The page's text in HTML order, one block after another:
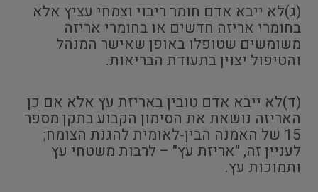
(ג)לא ייבא אדם חומר ריבוי וצמחי עציץ אלא
בחומרי אריזה חדשים או בחומרי אריזה
משומשים שטופלו באופן שאישר המנהל
והטיפול יצוין בתעודת הבריאות.
(ד)לא ייבא אדם טובין באריזת עץ אלא אם כן
האריזה נושאת את הסימון הקבוע בתקן מספר
15 של האמנה הבין-לאומית להגנת הצומח;
לעניין זה, "אריזת עץ" – לרבות משטחי עץ
ותמוכות עץ.